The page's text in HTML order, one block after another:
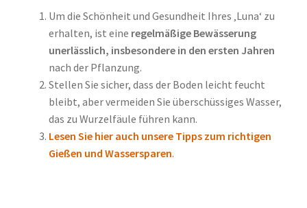
Um die Schönheit und Gesundheit Ihres ‚Luna‘ zu
erhalten, ist eine regelmäßige Bewässerung
unerlässlich, insbesondere in den ersten Jahren
nach der Pflanzung.
Stellen Sie sicher, dass der Boden leicht feucht
bleibt, aber vermeiden Sie überschüssiges Wasser,
das zu Wurzelfäule führen kann.
Lesen Sie hier auch unsere Tipps zum richtigen
Gießen und Wassersparen.